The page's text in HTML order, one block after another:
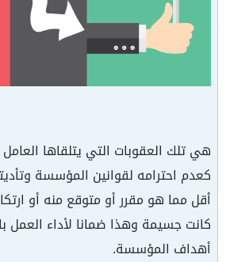
هي تلك العقوبات التي يتلقاها
كعدم احترامه لقوانين المؤسسة
أقل مما هو مقرر أو متوقع منه أو
كانت جسيمة وهذا ضمانا لأداء
أهداف المؤسسة.